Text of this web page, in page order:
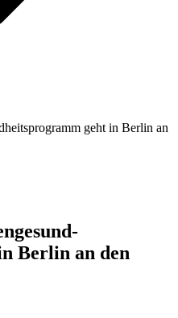
geht in Berlin an
Berlin an den